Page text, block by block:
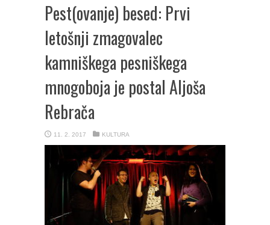
Pest(ovanje) besed: Prvi
letošnji zmagovalec
kamniškega pesniškega
mnogoboja je postal Aljoša
Rebrača
11. 2. 2017 KULTURA